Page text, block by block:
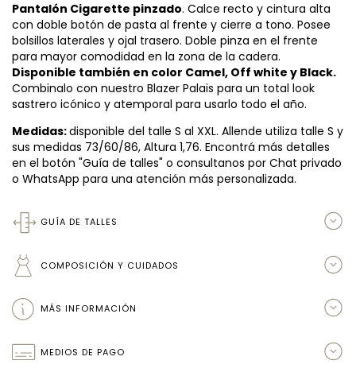
Pantalón Cigarette pinzado. Calce recto y cintura alta
con doble botón de pasta al frente y cierre a tono. Posee
bolsillos laterales y ojal trasero. Doble pinza en el frente
para mayor comodidad en la zona de la cadera.
Disponible también en color Camel, Off white y Black.
Combinalo con nuestro Blazer Palais para un total look
sastrero icónico y atemporal para usarlo todo el año.
Medidas:disponible del talle S al XXL. Allende utiliza talle S y
sus medidas 73/60/86, Altura 1,76. Encontrá más detalles
en el botón "Guía de talles" o consultanos por Chat privado
o WhatsApp para una atención más personalizada.
GUÍA DE TALLES
COMPOSICIÓN Y CUIDADOS
MÁS INFORMACIÓN
MEDIOS DE PAGO